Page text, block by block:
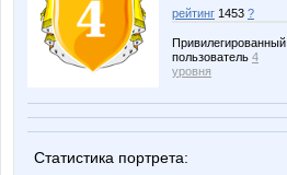
рейтинг 1453 ?
Привилегированный
пользователь 4
уровня
Статистика портрета: